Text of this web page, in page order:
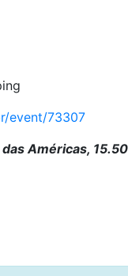
event/73307
Américas,